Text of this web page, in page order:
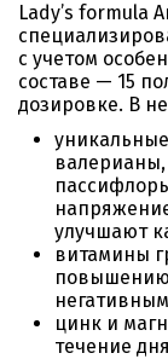
Lady’s formula
с учетом
составе — 15
дозировке. В
улучшают
витамины
повышению
цинк и
течение